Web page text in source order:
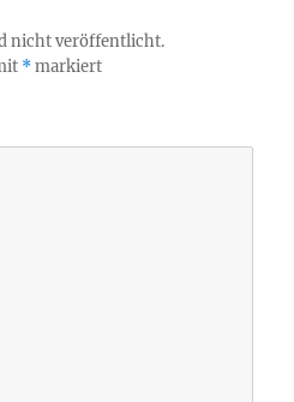
nicht veröffentlicht.
*markiert